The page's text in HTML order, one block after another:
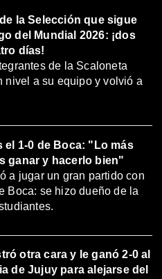
la Selección que sigue
del Mundial 2026: ¡dos
días!
de la Scaloneta
nivel a su equipo y volvió a
el 1-0 de Boca: "Lo más
ganar y hacerlo bien"
a jugar un gran partido con
Boca: se hizo dueño de la
otra cara y le ganó 2-0 al
de Jujuy para alejarse del